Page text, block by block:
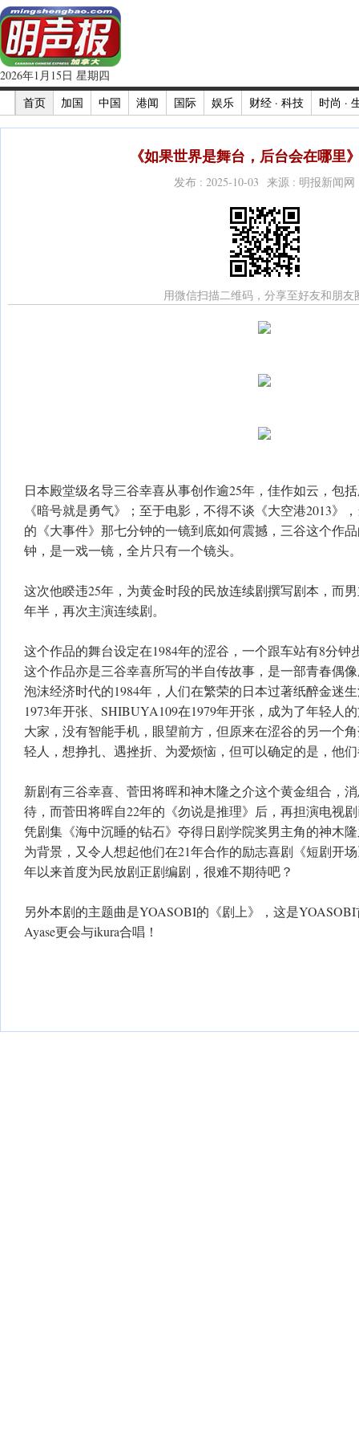
2026年1月15日 星期四
首页
加国 中国 港闻 国际 娱乐 财经 · 科技 时尚 ·
《如果世界是舞台，后台会在哪里
发布 : 2025-10-03 来源 : 明报新闻网
用微信扫描二维码，分享至好友和朋友
日本殿堂级名导三谷幸喜从事创作逾25年，佳作如云，包
《暗号就是勇气》；至于电影，不得不谈《大空港2013》
的《大事件》那七分钟的一镜到底如何震撼，三谷这个作
钟，是一戏一镜，全片只有一个镜头。
这次他睽违25年，为黄金时段的民放连续剧撰写剧本，而
年半，再次主演连续剧。
这个作品的舞台设定在1984年的涩谷，一个跟车站有8分
这个作品亦是三谷幸喜所写的半自传故事，是一部青春偶
泡沫经济时代的1984年，人们在繁荣的日本过著纸醉金迷
1973年开张、SHIBUYA109在1979年开张，成为了年轻人
大家，没有智能手机，眼望前方，但原来在涩谷的另一个
轻人，想挣扎、遇挫折、为爱烦恼，但可以确定的是，他
新剧有三谷幸喜、菅田将晖和神木隆之介这个黄金组合，
待，而菅田将晖自22年的《勿说是推理》后，再担演电视
凭剧集《海中沉睡的钻石》夺得日剧学院奖男主角的神木
为背景，又令人想起他们在21年合作的励志喜剧《短剧开
年以来首度为民放剧正剧编剧，很难不期待吧？
另外本剧的主题曲是YOASOBI的《剧上》，这是
Ayase更会与ikura合唱！